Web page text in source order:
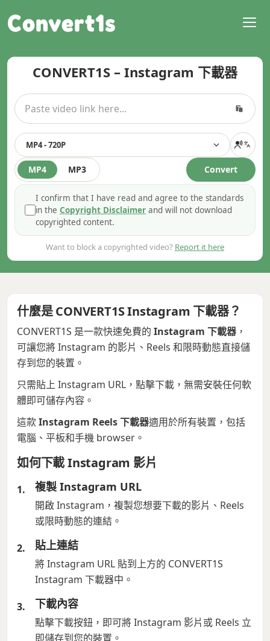
Convert1s
CONVERT1S – Instagram 下載器
MP4 MP3
MP4 - 720P
Convert
I confirm that I have read and agree to the standards
in the Copyright Disclaimer and will not download
copyrighted content.
Want to block a copyrighted video? Report it here
什麼是 CONVERT1S Instagram 下載器？
CONVERT1S 是一款快速免費的 Instagram 下載器 ，
可讓您將 Instagram 的影片、Reels 和限時動態直接儲
存到您的裝置。
只需貼上 Instagram URL，點擊下載，無需安裝任何軟
體即可儲存內容。
這款 Instagram Reels 下載器適用於所有裝置，包括
電腦、平板和手機 browser。
如何下載 Instagram 影片
複製 Instagram URL
開啟 Instagram，複製您想要下載的影片、Reels
或限時動態的連結。
貼上連結
將 Instagram URL 貼到上方的 CONVERT1S
Instagram 下載器中。
下載內容
點擊下載按鈕，即可將 Instagram 影片或 Reels 立
即儲存到您的裝置。